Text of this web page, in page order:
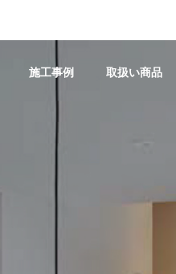
施工事例 取扱い商品